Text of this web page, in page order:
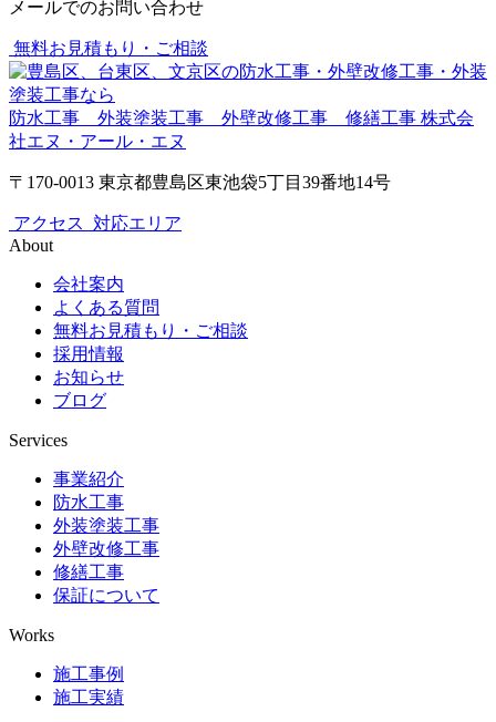
メールでのお問い合わせ
無料お見積もり・ご相談
防水工事 外装塗装工事 外壁改修工事 修繕工事 株式会
社エヌ・アール・エヌ
〒170-0013 東京都豊島区東池袋5丁目39番地14号
アクセス 対応エリア
About
会社案内
よくある質問
無料お見積もり・ご相談
採用情報
お知らせ
ブログ
Services
事業紹介
防水工事
外装塗装工事
外壁改修工事
修繕工事
保証について
Works
施工事例
施工実績